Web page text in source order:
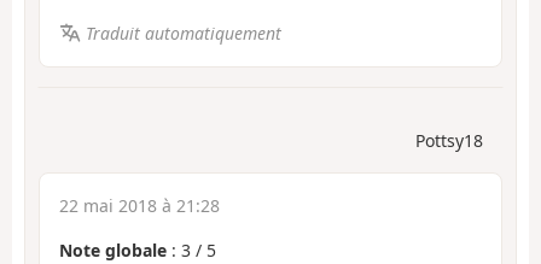
Traduit automatiquement
Pottsy18
22 mai 2018 à 21:28
Note globale : 3 / 5